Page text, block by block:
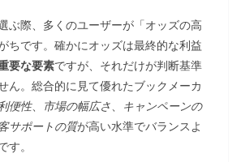
ぶ際、多くのユーザーが「オッズの高
ちです。確かにオッズは最終的な利益
要な要素ですが、それだけが判断基準
ん。総合的に見て優れたブックメーカ
便性、 市場の幅広さ、
キャンペーンの
サポートの質が高い水準でバランスよ
す。